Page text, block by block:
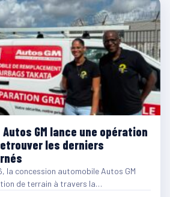
GM lance une opération
les derniers
la concession automobile Autos GM
de terrain à travers la…